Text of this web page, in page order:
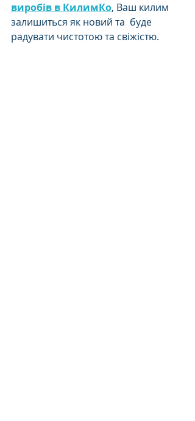
виробів в КилимКо, Ваш килим
залишиться як новий та  буде
радувати чистотою та свіжістю.